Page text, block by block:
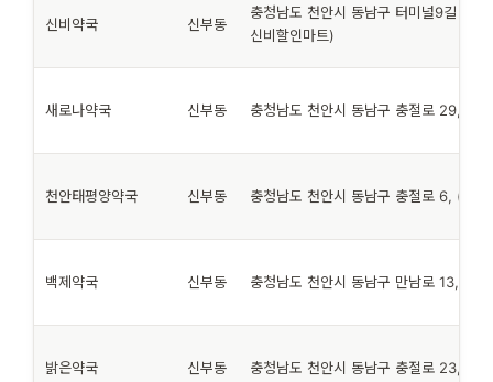
신비약국 신부동
충청남도 천안시 동남구 터미널9길 25,
신비할인마트)
새로나약국 신부동 충청남도 천안시 동남구 충절로 29, (신
천안태평양약국 신부동 충청남도 천안시 동남구 충절로 6, (신부
백제약국 신부동 충청남도 천안시 동남구 만남로 13, (신
밝은약국 신부동 충청남도 천안시 동남구 충절로 23, 1층